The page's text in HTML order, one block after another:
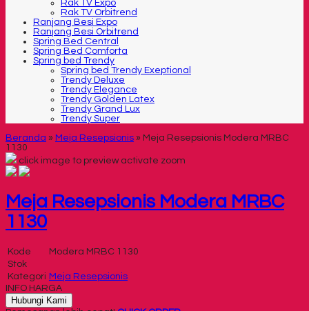
Rak TV Expo
Rak TV Orbitrend
Ranjang Besi Expo
Ranjang Besi Orbitrend
Spring Bed Central
Spring Bed Comforta
Spring bed Trendy
Spring bed Trendy Exeptional
Trendy Deluxe
Trendy Elegance
Trendy Golden Latex
Trendy Grand Lux
Trendy Super
Beranda » Meja Resepsionis » Meja Resepsionis Modera MRBC
1130
click image to preview activate zoom
Meja Resepsionis Modera MRBC
1130
Kode
Modera MRBC 1130
Stok
Kategori Meja Resepsionis
INFO HARGA
Hubungi Kami